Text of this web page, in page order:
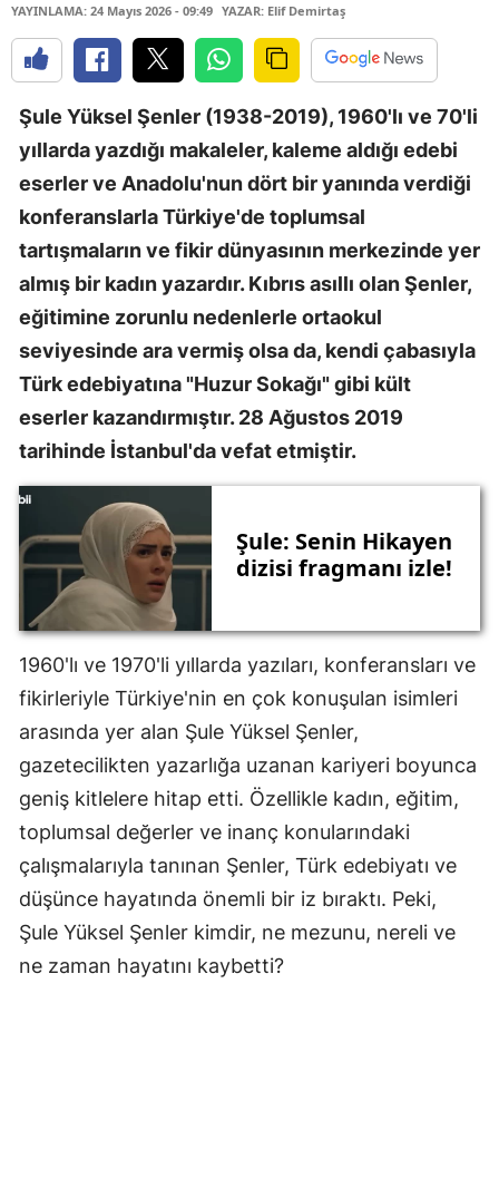
YAYINLAMA: 24 Mayıs 2026 - 09:49 YAZAR: Elif Demirtaş
Şule Yüksel Şenler (1938-2019), 1960'lı ve 70'li
yıllarda yazdığı makaleler, kaleme aldığı edebi
eserler ve Anadolu'nun dört bir yanında verdiği
konferanslarla Türkiye'de toplumsal
tartışmaların ve fikir dünyasının merkezinde yer
almış bir kadın yazardır. Kıbrıs asıllı olan Şenler,
eğitimine zorunlu nedenlerle ortaokul
seviyesinde ara vermiş olsa da, kendi çabasıyla
Türk edebiyatına "Huzur Sokağı" gibi kült
eserler kazandırmıştır. 28 Ağustos 2019
tarihinde İstanbul'da vefat etmiştir.
Şule: Senin Hikayen
dizisi fragmanı izle!
1960'lı ve 1970'li yıllarda yazıları, konferansları ve
fikirleriyle Türkiye'nin en çok konuşulan isimleri
arasında yer alan Şule Yüksel Şenler,
gazetecilikten yazarlığa uzanan kariyeri boyunca
geniş kitlelere hitap etti. Özellikle kadın, eğitim,
toplumsal değerler ve inanç konularındaki
çalışmalarıyla tanınan Şenler, Türk edebiyatı ve
düşünce hayatında önemli bir iz bıraktı. Peki,
Şule Yüksel Şenler kimdir, ne mezunu, nereli ve
ne zaman hayatını kaybetti?